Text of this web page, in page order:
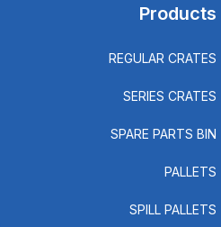
Products
REGULAR CRATES
SERIES CRATES
SPARE PARTS BIN
PALLETS
SPILL PALLETS